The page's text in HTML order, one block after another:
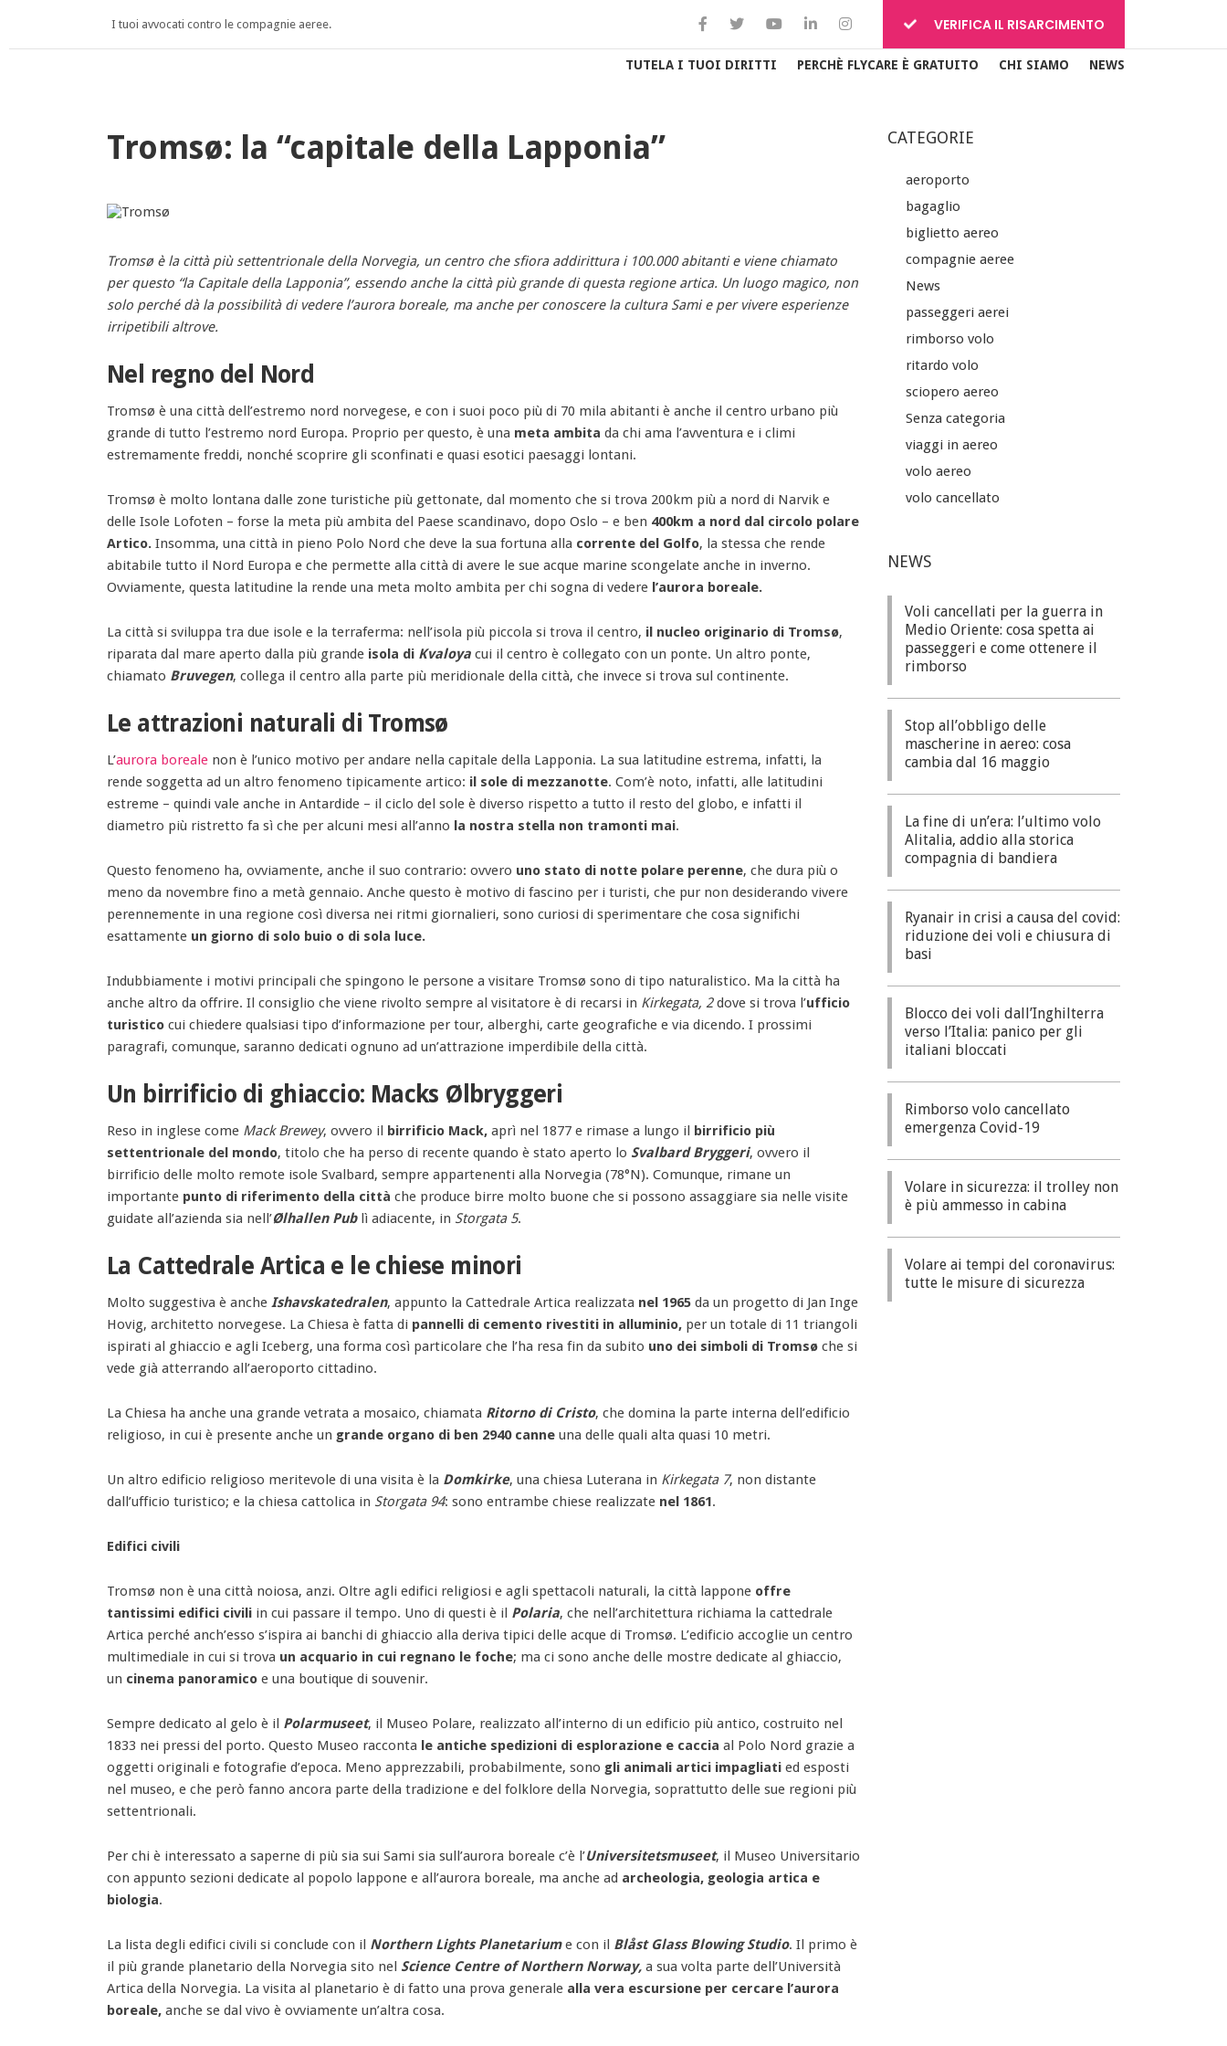
I tuoi avvocati contro le compagnie aeree. VERIFICA IL RISARCIMENTO
TUTELA I TUOI DIRITTI PERCHÈ FLYCARE È GRATUITO CHI SIAMO NEWS
Tromsø: la “capitale della Lapponia”
Tromsø è la città più settentrionale della Norvegia, un centro che sfiora addirittura i 100.000 abitanti e viene chiamato
per questo “la Capitale della Lapponia”, essendo anche la città più grande di questa regione artica. Un luogo magico, non
solo perché dà la possibilità di vedere l’aurora boreale, ma anche per conoscere la cultura Sami e per vivere esperienze
irripetibili altrove.
Nel regno del Nord
Tromsø è una città dell’estremo nord norvegese, e con i suoi poco più di 70 mila abitanti è anche il centro urbano più
grande di tutto l’estremo nord Europa. Proprio per questo, è una meta ambita da chi ama l’avventura e i climi
estremamente freddi, nonché scoprire gli sconfinati e quasi esotici paesaggi lontani.
Tromsø è molto lontana dalle zone turistiche più gettonate, dal momento che si trova 200km più a nord di Narvik e
delle Isole Lofoten – forse la meta più ambita del Paese scandinavo, dopo Oslo – e ben 400km a nord dal circolo polare
Artico. Insomma, una città in pieno Polo Nord che deve la sua fortuna alla corrente del Golfo, la stessa che rende
abitabile tutto il Nord Europa e che permette alla città di avere le sue acque marine scongelate anche in inverno.
Ovviamente, questa latitudine la rende una meta molto ambita per chi sogna di vedere l’aurora boreale.
La città si sviluppa tra due isole e la terraferma: nell’isola più piccola si trova il centro, il nucleo originario di Tromsø,
riparata dal mare aperto dalla più grande isola di Kvaloya cui il centro è collegato con un ponte. Un altro ponte,
chiamato Bruvegen, collega il centro alla parte più meridionale della città, che invece si trova sul continente.
Le attrazioni naturali di Tromsø
L’aurora boreale non è l’unico motivo per andare nella capitale della Lapponia. La sua latitudine estrema, infatti, la
rende soggetta ad un altro fenomeno tipicamente artico: il sole di mezzanotte. Com’è noto, infatti, alle latitudini
estreme – quindi vale anche in Antardide – il ciclo del sole è diverso rispetto a tutto il resto del globo, e infatti il
diametro più ristretto fa sì che per alcuni mesi all’anno la nostra stella non tramonti mai.
Questo fenomeno ha, ovviamente, anche il suo contrario: ovvero uno stato di notte polare perenne, che dura più o
meno da novembre fino a metà gennaio. Anche questo è motivo di fascino per i turisti, che pur non desiderando vivere
perennemente in una regione così diversa nei ritmi giornalieri, sono curiosi di sperimentare che cosa significhi
esattamente un giorno di solo buio o di sola luce.
Indubbiamente i motivi principali che spingono le persone a visitare Tromsø sono di tipo naturalistico. Ma la città ha
anche altro da offrire. Il consiglio che viene rivolto sempre al visitatore è di recarsi in Kirkegata, 2dove si trova l’ufficio
turistico cui chiedere qualsiasi tipo d’informazione per tour, alberghi, carte geografiche e via dicendo. I prossimi
paragrafi, comunque, saranno dedicati ognuno ad un’attrazione imperdibile della città.
Un birrificio di ghiaccio: Macks Ølbryggeri
Reso in inglese come Mack Brewey, ovvero il birrificio Mack, aprì nel 1877 e rimase a lungo il birrificio più
settentrionale del mondo, titolo che ha perso di recente quando è stato aperto lo Svalbard Bryggeri, ovvero il
birrificio delle molto remote isole Svalbard, sempre appartenenti alla Norvegia (78°N). Comunque, rimane un
importante punto di riferimento della città che produce birre molto buone che si possono assaggiare sia nelle visite
guidate all’azienda sia nell’Ølhallen Pub lì adiacente, in Storgata 5.
La Cattedrale Artica e le chiese minori
Molto suggestiva è anche Ishavskatedralen, appunto la Cattedrale Artica realizzata nel 1965 da un progetto di Jan Inge
Hovig, architetto norvegese. La Chiesa è fatta di pannelli di cemento rivestiti in alluminio, per un totale di 11 triangoli
ispirati al ghiaccio e agli Iceberg, una forma così particolare che l’ha resa fin da subito uno dei simboli di Tromsø che si
vede già atterrando all’aeroporto cittadino.
La Chiesa ha anche una grande vetrata a mosaico, chiamata Ritorno di Cristo, che domina la parte interna dell’edificio
religioso, in cui è presente anche un grande organo di ben 2940 canne una delle quali alta quasi 10 metri.
Un altro edificio religioso meritevole di una visita è la Domkirke, una chiesa Luterana in Kirkegata 7, non distante
dall’ufficio turistico; e la chiesa cattolica in Storgata 94: sono entrambe chiese realizzate nel 1861.
Edifici civili
Tromsø non è una città noiosa, anzi. Oltre agli edifici religiosi e agli spettacoli naturali, la città lappone offre
tantissimi edifici civili in cui passare il tempo. Uno di questi è il Polaria, che nell’architettura richiama la cattedrale
Artica perché anch’esso s’ispira ai banchi di ghiaccio alla deriva tipici delle acque di Tromsø. L’edificio accoglie un centro
multimediale in cui si trova un acquario in cui regnano le foche; ma ci sono anche delle mostre dedicate al ghiaccio,
un cinema panoramico e una boutique di souvenir.
Sempre dedicato al gelo è il Polarmuseet, il Museo Polare, realizzato all’interno di un edificio più antico, costruito nel
1833 nei pressi del porto. Questo Museo racconta le antiche spedizioni di esplorazione e caccia al Polo Nord grazie a
oggetti originali e fotografie d’epoca. Meno apprezzabili, probabilmente, sono gli animali artici impagliati ed esposti
nel museo, e che però fanno ancora parte della tradizione e del folklore della Norvegia, soprattutto delle sue regioni più
settentrionali.
Per chi è interessato a saperne di più sia sui Sami sia sull’aurora boreale c’è l’Universitetsmuseet, il Museo Universitario
con appunto sezioni dedicate al popolo lappone e all’aurora boreale, ma anche ad archeologia, geologia artica e
biologia.
La lista degli edifici civili si conclude con il Northern Lights Planetariume con il Blåst Glass Blowing Studio. Il primo è
il più grande planetario della Norvegia sito nel Science Centre of Northern Norway, a sua volta parte dell’Università
Artica della Norvegia. La visita al planetario è di fatto una prova generale alla vera escursione per cercare l’aurora
boreale, anche se dal vivo è ovviamente un’altra cosa.
CATEGORIE
aeroporto
bagaglio
biglietto aereo
compagnie aeree
News
passeggeri aerei
rimborso volo
ritardo volo
sciopero aereo
Senza categoria
viaggi in aereo
volo aereo
volo cancellato
NEWS
Voli cancellati per la guerra in
Medio Oriente: cosa spetta ai
passeggeri e come ottenere il
rimborso
Stop all’obbligo delle
mascherine in aereo: cosa
cambia dal 16 maggio
La fine di un’era: l’ultimo volo
Alitalia, addio alla storica
compagnia di bandiera
Ryanair in crisi a causa del covid:
riduzione dei voli e chiusura di
basi
Blocco dei voli dall’Inghilterra
verso l’Italia: panico per gli
italiani bloccati
Rimborso volo cancellato
emergenza Covid-19
Volare in sicurezza: il trolley non
è più ammesso in cabina
Volare ai tempi del coronavirus:
tutte le misure di sicurezza